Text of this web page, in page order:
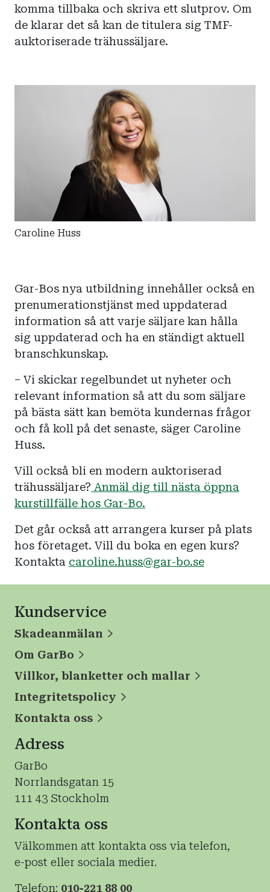
komma tillbaka och skriva ett slutprov. Om
de klarar det så kan de titulera sig TMF-
auktoriserade trähussäljare.
Caroline Huss
Gar-Bos nya utbildning innehåller också en
prenumerationstjänst med uppdaterad
information så att varje säljare kan hålla
sig uppdaterad och ha en ständigt aktuell
branschkunskap.
– Vi skickar regelbundet ut nyheter och
relevant information så att du som säljare
på bästa sätt kan bemöta kundernas frågor
och få koll på det senaste, säger Caroline
Huss.
Vill också bli en modern auktoriserad
trähussäljare? Anmäl dig till nästa öppna
kurstillfälle hos Gar-Bo.
Det går också att arrangera kurser på plats
hos företaget. Vill du boka en egen kurs?
Kontakta caroline.huss@gar-bo.se
Kundservice
Skadeanmälan
Om GarBo
Villkor, blanketter och mallar
Integritetspolicy
Kontakta oss
Adress
GarBo
Norrlandsgatan 15
111 43 Stockholm
Kontakta oss
Välkommen att kontakta oss via telefon,
e-post eller sociala medier.
Telefon: 010-221 88 00